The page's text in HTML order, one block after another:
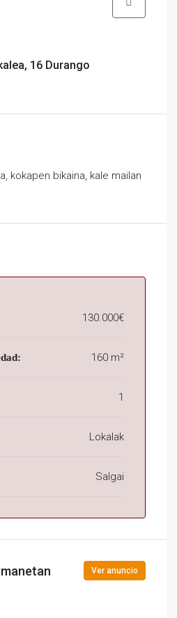
16 Durango
kokapen bikaina, kale mailan
130.000€
160 m²
1
Lokalak
Salgai
Ver anuncio